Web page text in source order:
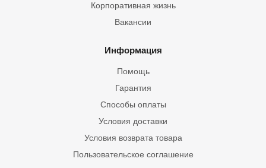
Корпоративная жизнь
Вакансии
Информация
Помощь
Гарантия
Способы оплаты
Условия доставки
Условия возврата товара
Пользовательское соглашение